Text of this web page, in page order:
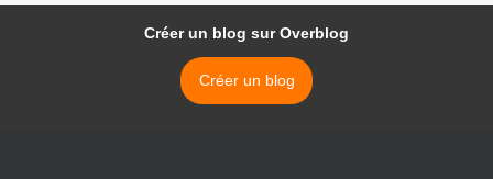
Créer un blog sur Overblog
Créer un blog